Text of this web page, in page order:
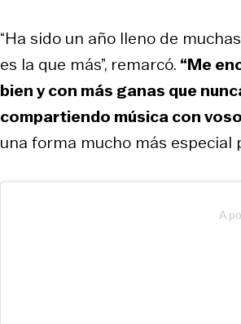
“Ha sido un año lleno de
es la que más”, remarcó. “Me
bien y con más ganas que
compartiendo música con
una forma mucho más especial